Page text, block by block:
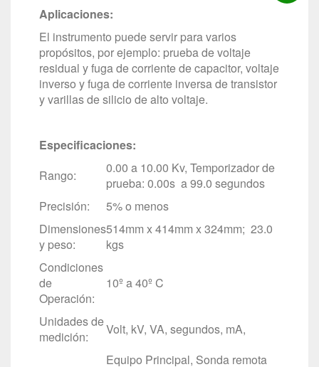
Aplicaciones:
El instrumento puede servir para varios
propósitos, por ejemplo: prueba de voltaje
residual y fuga de corriente de capacitor, voltaje
inverso y fuga de corriente inversa de transistor
y varillas de silicio de alto voltaje.
Especificaciones:
Rango:
0.00 a 10.00 Kv, Temporizador de
prueba: 0.00s a 99.0 segundos
Precisión:
5% o menos
Dimensiones
y peso:
514mm x 414mm x 324mm; 23.0
kgs
Condiciones
de
Operación:
10º a 40º C
Unidades de
medición:
Volt, kV, VA, segundos, mA,
Equipo Principal, Sonda remota